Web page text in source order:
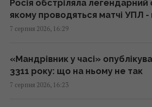
16:06 п'ятниця, 07 серпня 2026
заявили про посилення
16:04 п'ятниця, 07 серпня 2026
Росія обстріляла легендарний
якому проводяться матчі УПЛ
7 серпня 2026, 16:29
«Мандрівник у часі»
3311 року: що на ньому не так
7 серпня 2026, 16:23